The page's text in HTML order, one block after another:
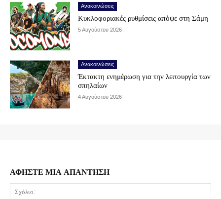
Ανακοινώσεις
Κυκλοφοριακές ρυθμίσεις απόψε στη Σάμη
5 Αυγούστου 2026
Ανακοινώσεις
Έκτακτη ενημέρωση για την λειτουργία των
σπηλαίων
4 Αυγούστου 2026
ΑΦΗΣΤΕ ΜΙΑ ΑΠΑΝΤΗΣΗ